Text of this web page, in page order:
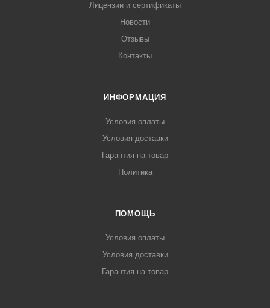
Лицензии и сертификаты
Новости
Отзывы
Контакты
ИНФОРМАЦИЯ
Условия оплаты
Условия доставки
Гарантия на товар
Политика
ПОМОЩЬ
Условия оплаты
Условия доставки
Гарантия на товар